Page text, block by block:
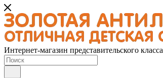
Интернет-магазин представительского класса